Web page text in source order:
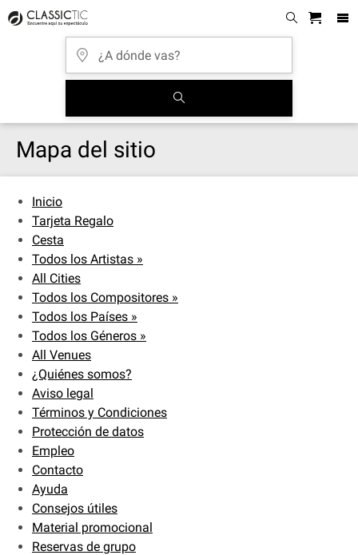
Mapa del sitio
Inicio
Tarjeta Regalo
Cesta
Todos los Artistas »
All Cities
Todos los Compositores »
Todos los Países »
Todos los Géneros »
All Venues
¿Quiénes somos?
Aviso legal
Términos y Condiciones
Protección de datos
Empleo
Contacto
Ayuda
Consejos útiles
Material promocional
Reservas de grupo